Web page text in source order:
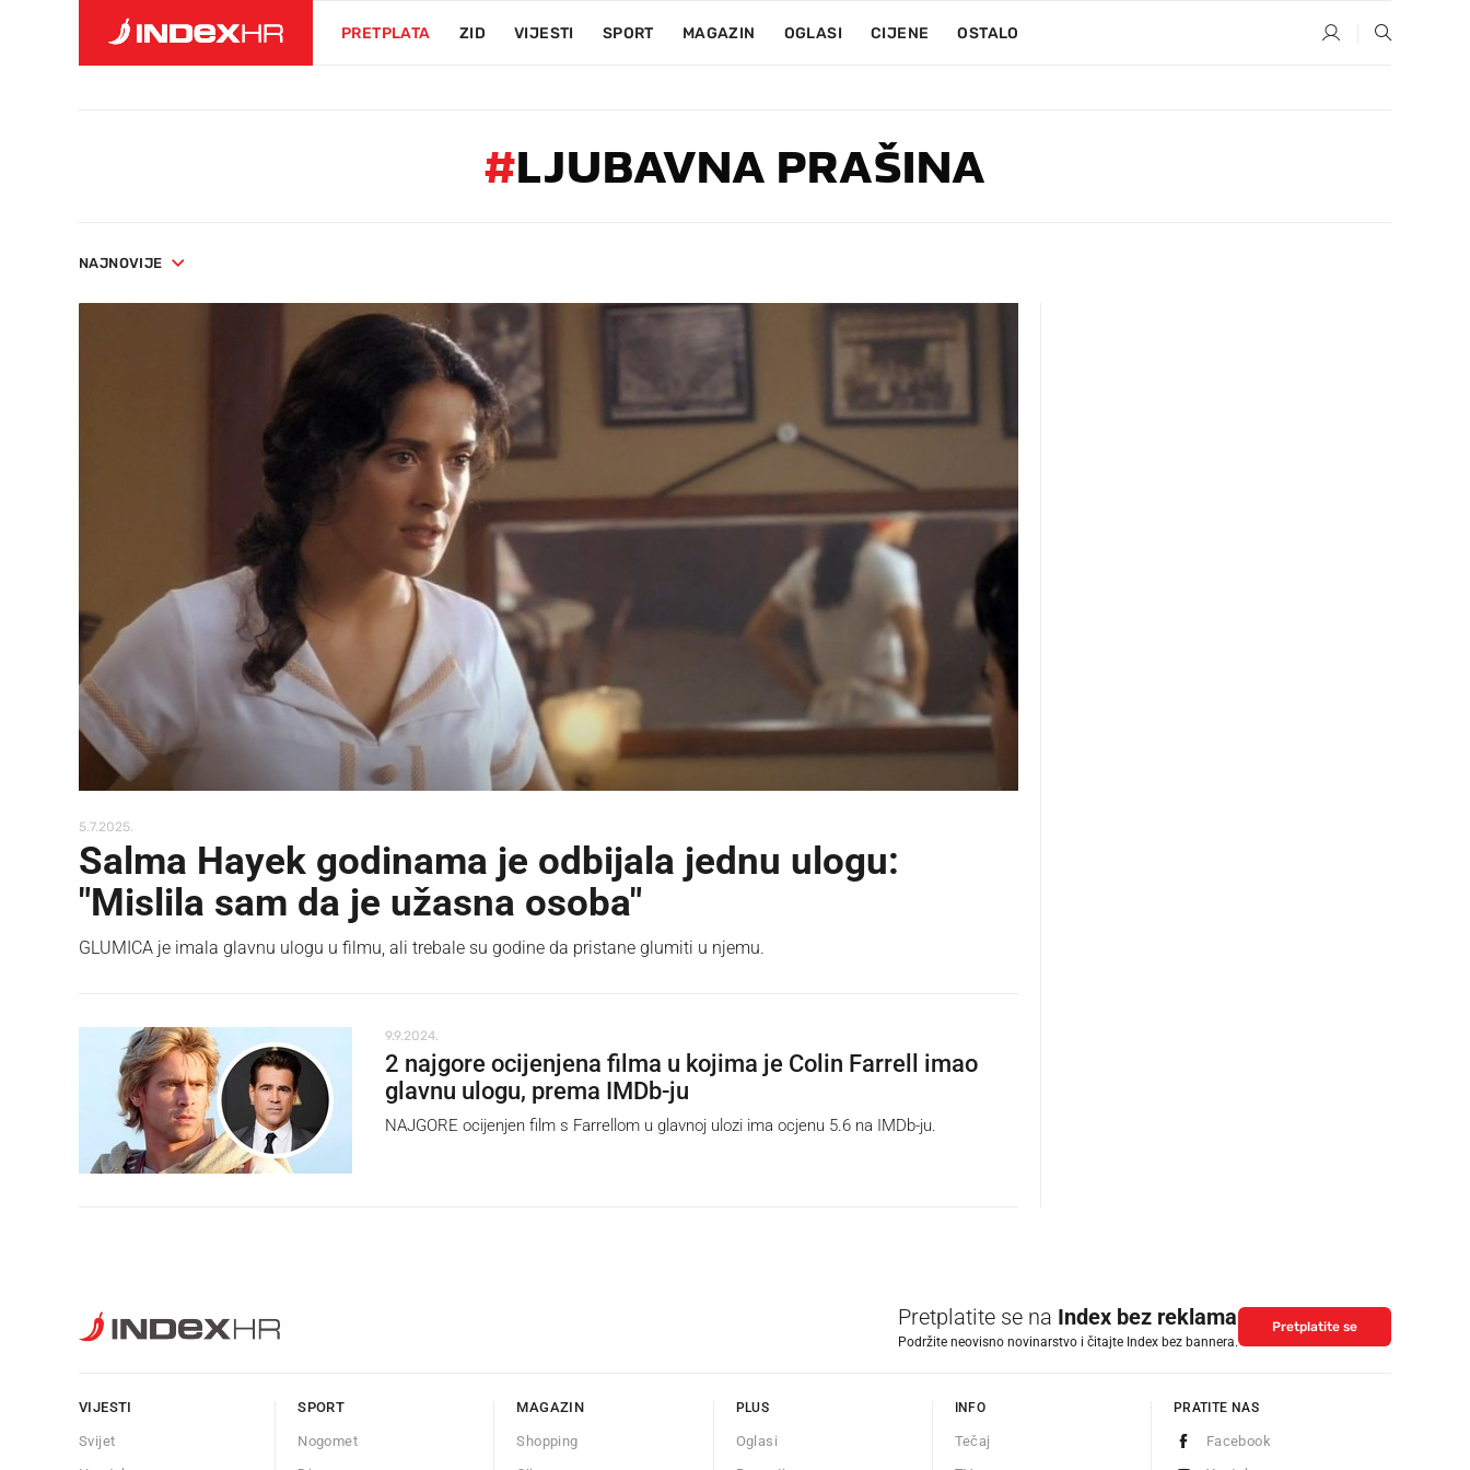
PRETPLATA ZID VIJESTI SPORT MAGAZIN OGLASI CIJENE OSTALO
#LJUBAVNA PRAŠINA
NAJNOVIJE
5.7.2025.
Salma Hayek godinama je odbijala jednu ulogu:
"Mislila sam da je užasna osoba"
GLUMICA je imala glavnu ulogu u filmu, ali trebale su godine da pristane glumiti u njemu.
9.9.2024.
2 najgore ocijenjena filma u kojima je Colin Farrell imao
glavnu ulogu, prema IMDb-ju
NAJGORE ocijenjen film s Farrellom u glavnoj ulozi ima ocjenu 5.6 na IMDb-ju.
Pretplatite se na Index bez reklama
Podržite neovisno novinarstvo i čitajte Index bez bannera.
Pretplatite se
VIJESTI
Svijet
SPORT
Nogomet
MAGAZIN
Shopping
PLUS
Oglasi
INFO
Tečaj
PRATITE NAS
Facebook